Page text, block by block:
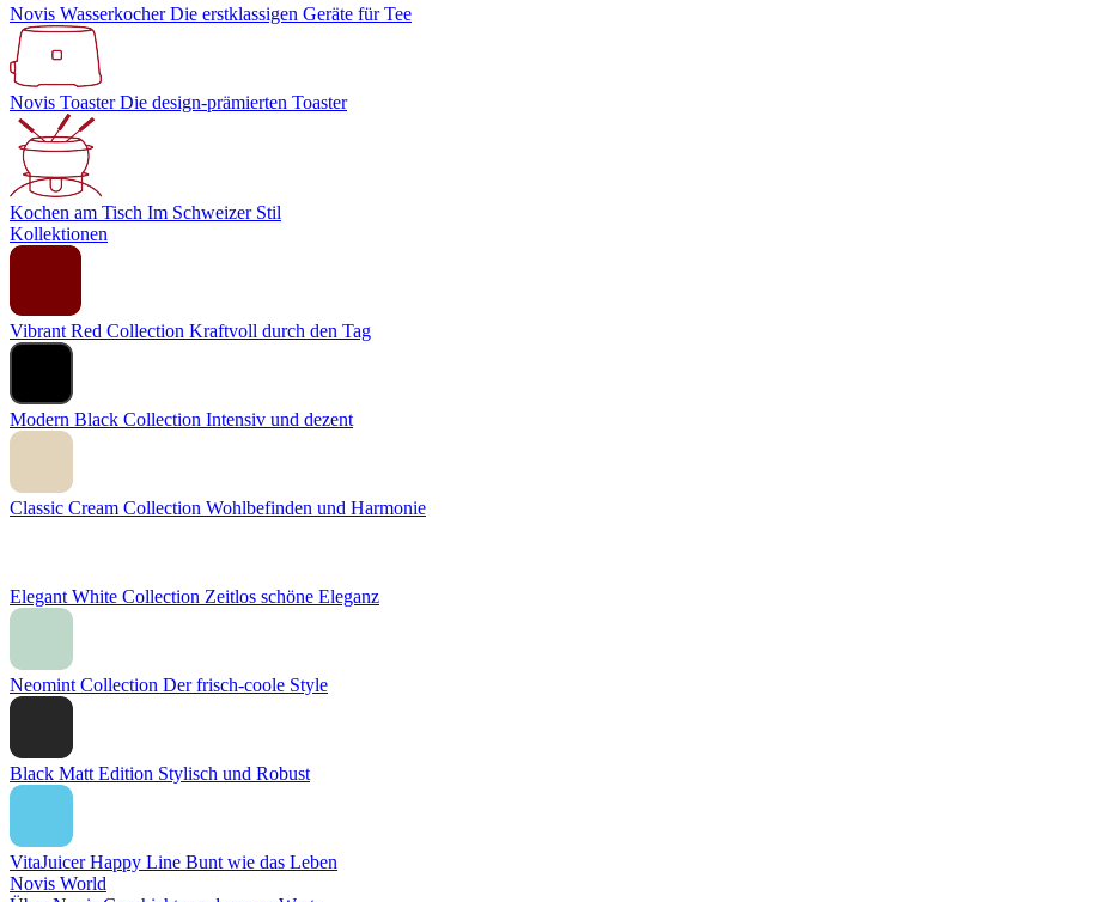
Novis Wasserkocher Die erstklassigen Geräte für Tee
Novis Toaster Die design-prämierten Toaster
Kochen am Tisch Im Schweizer Stil
Kollektionen
Vibrant Red Collection Kraftvoll durch den Tag
Modern Black Collection Intensiv und dezent
Classic Cream Collection Wohlbefinden und Harmonie
Elegant White Collection Zeitlos schöne Eleganz
Neomint Collection Der frisch-coole Style
Black Matt Edition Stylisch und Robust
VitaJuicer Happy Line Bunt wie das Leben
Novis World